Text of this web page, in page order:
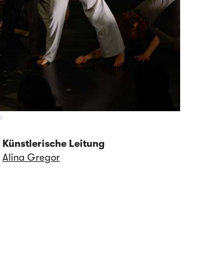
Künstlerische Leitung
Alina Gregor